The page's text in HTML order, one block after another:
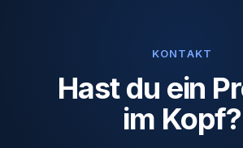
KONTAKT
Hast du ein
im Kopf?